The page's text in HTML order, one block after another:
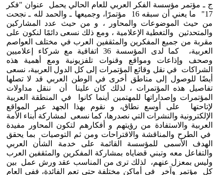
ج ـ مؤتمر مؤسسة الفكر العربي للعام الحالي يحمل عنوان "فكر
17" ما يعني أن سبقه 16 مؤتمرًا، وجميعها ـ والحمد لله ـ نجحت
من حيث الموضوعات والمحاور ، و من حيث عدد المشاركين
والمتحدثين والتغطية الإعلامية ، ومع ذلك نسعى دائمًا لنكون على
مقربة من جميع المفكرين والمثقفين العرب في مختلف العواصم
العربية، كما لدى المؤسسة 36 اتفاقية مع شركاء إعلاميين
وصحف وإذاعات ومواقع وقنوات تلفزيونية ومع أهمية هذه
الشراكات في نقل وقائع المؤتمرات إلى كل الدول العربية، نسعى
أيضًا للوصول إلى مناطق أخرى في الوطن العربي قد لا تصلها
تفاصيل هذه المؤتمرات ، لذلك كان علينا أن ننقل مداولات
المؤتمرات وإصداراتها للمهتمين أينما كانوا في المنطقة العربية
لإتاحتها على أوسع نطاق، و نقوم بهذا الجهد عبر المواقع
الإلكترونية والنشرات التي نصدرها، كما نسعى لمشاركة أبناء الأمة
العربية والاستفادة من رؤيتهم و أفكارهم لتكون المحاور مفيدة
في الطرح والمناقشة والاقتراحات ومن ثم التوصيات بما يحقق
الهدف الأسمى للمؤسسة القائمة على خدمة الشأن العربي
والتفاعل معه وتبني قضاياه بمشاركة المفكرين والمثقفين العرب
وليس بمعزل عنهم، لذلك ترى من المناسب عقد ورش عمل بين
كل مؤتمر وآخر في أماكن مختلفة حتى تعم الفائدة، ففي العام